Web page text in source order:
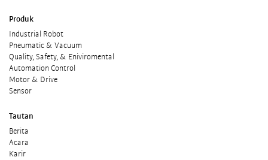
Produk
Industrial Robot
Pneumatic & Vacuum
Quality, Safety, & Eniviromental
Automation Control
Motor & Drive
Sensor
Tautan
Berita
Acara
Karir